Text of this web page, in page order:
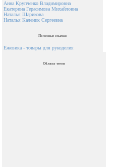
Анна Крупченко Владимировна
Екатерина Герасимова Михайловна
Наталья Шарикова
Наталья Каленик Сергеевна
Полезные ссылки
Ежевика - товары для рукоделия
Облако тегов